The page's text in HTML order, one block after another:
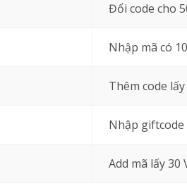
Đổi code cho
Nhập mã có
Thêm code
Nhập
Add mã lấy 30